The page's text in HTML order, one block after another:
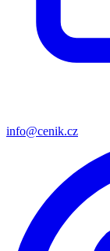
info@cenik.cz